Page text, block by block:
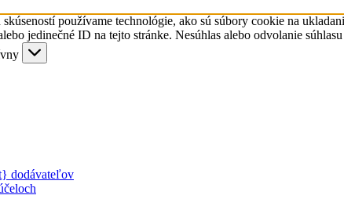
používame technológie, ako sú súbory cookie na
jedinečné ID na tejto stránke. Nesúhlas alebo odvolanie
dodávateľov